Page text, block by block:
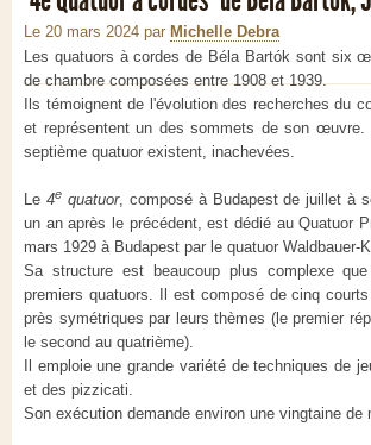
Le 20 mars 2024 par Michelle Debra
Les quatuors à cordes de Béla Bartók sont six
de chambre composées entre 1908 et 1939.
Ils témoignent de l'évolution des recherches du
et représentent un des sommets de son œuvre.
septième quatuor existent, inachevées.
Le 4equatuor, composé à Budapest de juillet à
un an après le précédent, est dédié au Quatuor
mars 1929 à Budapest par le quatuor Waldbauer-
Sa structure est beaucoup plus complexe
premiers quatuors. Il est composé de cinq
près symétriques par leurs thèmes (le premier
le second au quatrième).
Il emploie une grande variété de techniques de
et des pizzicati.
Son exécution demande environ une vingtaine de